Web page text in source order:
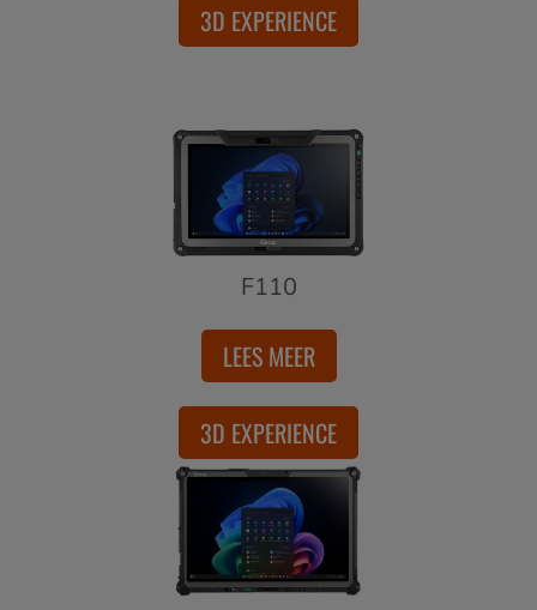
3D EXPERIENCE
F110
LEES MEER
3D EXPERIENCE